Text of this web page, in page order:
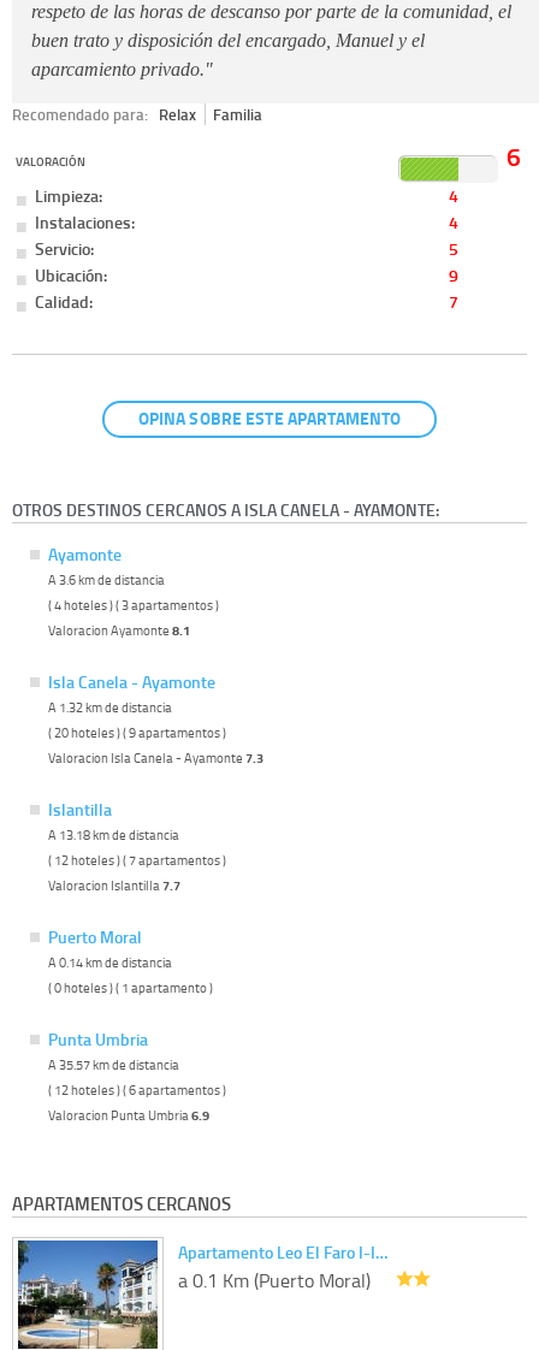
respeto de las horas de descanso por parte de la comunidad, el
buen trato y disposición del encargado, Manuel y el
aparcamiento privado."
Recomendado para: Relax Familia
VALORACIÓN 6
Limpieza:
4
Instalaciones:
4
Servicio:
5
Ubicación:
9
Calidad:
7
OPINA SOBRE ESTE APARTAMENTO
OTROS DESTINOS CERCANOS A ISLA CANELA - AYAMONTE:
Ayamonte
A 3.6 km de distancia
( 4 hoteles ) ( 3 apartamentos )
Valoracion Ayamonte 8.1
Isla Canela - Ayamonte
A 1.32 km de distancia
( 20 hoteles ) ( 9 apartamentos )
Valoracion Isla Canela - Ayamonte 7.3
Islantilla
A 13.18 km de distancia
( 12 hoteles ) ( 7 apartamentos )
Valoracion Islantilla7.7
Puerto Moral
A 0.14 km de distancia
( 0 hoteles ) ( 1 apartamento )
Punta Umbria
A 35.57 km de distancia
( 12 hoteles ) ( 6 apartamentos )
Valoracion Punta Umbria6.9
APARTAMENTOS CERCANOS
Apartamento Leo El Faro I-I…
a 0.1 Km (Puerto Moral)